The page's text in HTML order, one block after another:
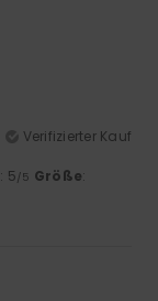
Verifizierter Kauf
: 5/5 Größe: